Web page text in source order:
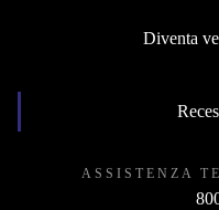
Diventa
ASSISTENZA